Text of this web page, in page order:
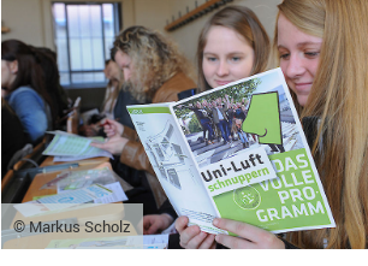
© Markus Scholz